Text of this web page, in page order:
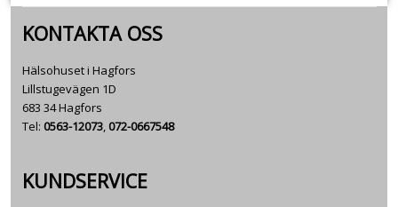
KONTAKTA OSS
Hälsohuset i Hagfors
Lillstugevägen 1D
683 34 Hagfors
Tel: 0563-12073,072-0667548
KUNDSERVICE